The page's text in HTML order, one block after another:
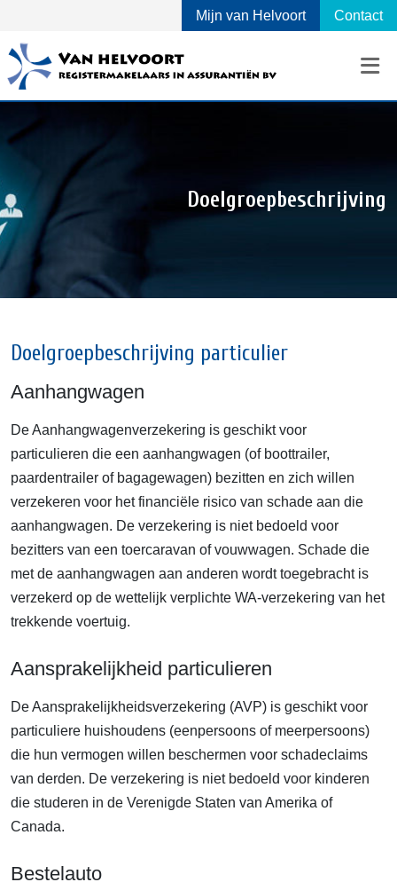
Mijn van Helvoort Contact
Doelgroepbeschrijving
Doelgroepbeschrijving particulier
Aanhangwagen
De Aanhangwagenverzekering is geschikt voor
particulieren die een aanhangwagen (of boottrailer,
paardentrailer of bagagewagen) bezitten en zich willen
verzekeren voor het financiële risico van schade aan die
aanhangwagen. De verzekering is niet bedoeld voor
bezitters van een toercaravan of vouwwagen. Schade die
met de aanhangwagen aan anderen wordt toegebracht is
verzekerd op de wettelijk verplichte WA-verzekering van het
trekkende voertuig.
Aansprakelijkheid particulieren
De Aansprakelijkheidsverzekering (AVP) is geschikt voor
particuliere huishoudens (eenpersoons of meerpersoons)
die hun vermogen willen beschermen voor schadeclaims
van derden. De verzekering is niet bedoeld voor kinderen
die studeren in de Verenigde Staten van Amerika of
Canada.
Bestelauto